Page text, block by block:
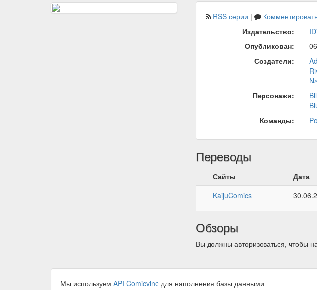
RSS серии | Комментировать
Издательство:
Опубликован:
Создатели:
Персонажи:
Команды:
Переводы
Сайты Дата
KaijuComics
Обзоры
Вы должны авторизоваться, чтобы
Мы используем API Comicvine для наполнения базы данными